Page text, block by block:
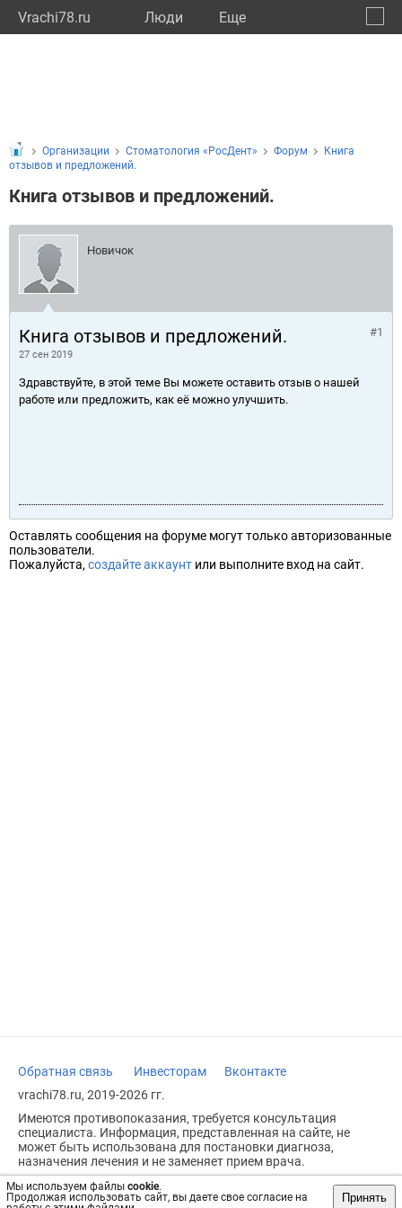
Vrachi78.ru Люди Eще
Мы используем файлы cookie.
Продолжая использовать сайт, вы даете свое согласие на
Принять
Организации Стоматология «РосДент» Форум
Книга
отзывов и предложений.
Книга отзывов и предложений.
Новичок
Книга отзывов и предложений.
27 сен 2019
#1
Здравствуйте, в этой теме Вы можете оставить отзыв о нашей
работе или предложить, как её можно улучшить.
Оставлять сообщения на форуме могут только авторизованные
пользователи.
Пожалуйста, создайте аккаунт или выполните вход на сайт.
Обратная связь Инвесторам
Вконтакте
vrachi78.ru, 2019-2026 гг.
Имеются противопоказания, требуется консультация
специалиста. Информация, представленная на сайте, не
может быть использована для постановки диагноза,
назначения лечения и не заменяет прием врача.
Возрастное ограничение: 18+